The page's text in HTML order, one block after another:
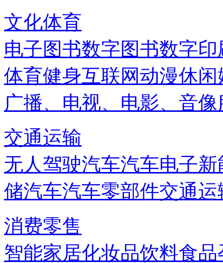
文化体育
电子图书数字图书数字印
体育健身互联网动漫休闲
广播、电视、电影、音像
交通运输
无人驾驶汽车汽车电子新
储汽车汽车零部件交通
消费零售
智能家居化妆品饮料食品